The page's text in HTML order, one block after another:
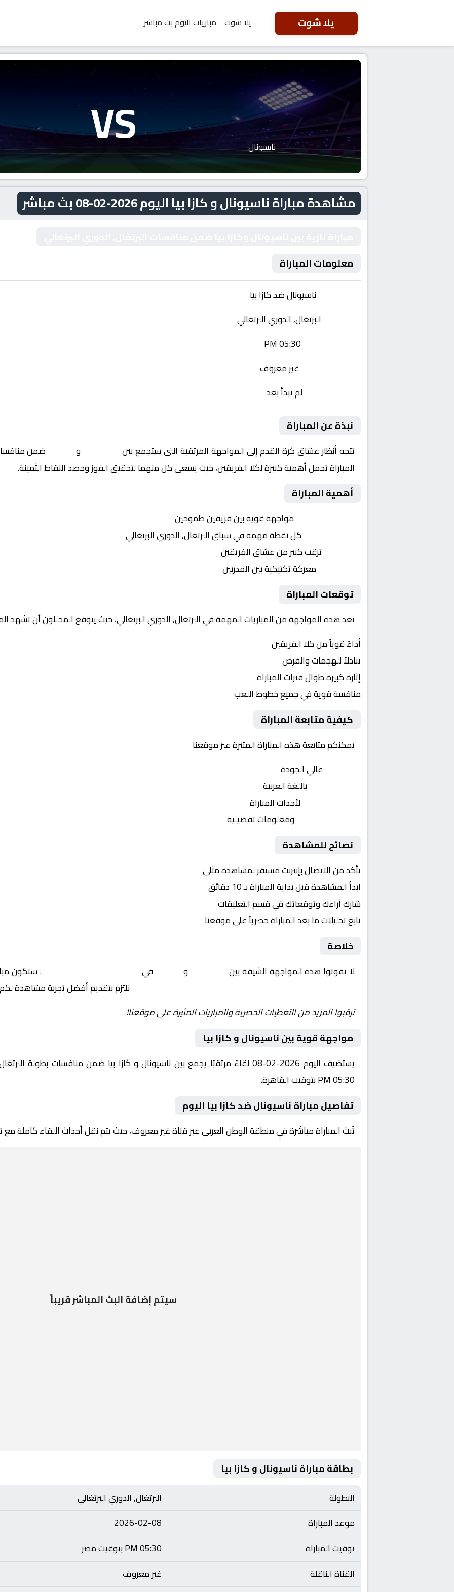
يلا شوت يلا شوت مباريات اليوم بث مباشر
ناسيونال VS
مشاهدة مباراة ناسيونال و كازا بيا اليوم 2026-02-08 بث مباشر
معلومات المباراة
ناسيونال ضد كازا بيا
البرتغال, الدوري البرتغالي
غير معروف
لم تبدأ بعد
نبذة عن المباراة
تتجه أنظار عشاق كرة القدم إلى المواجهة المرتقبة التي ستجمع بين وكازا بيا
ضمن
المباراة تحمل أهمية كبيرة لكلا الفريقين، حيث يسعى كل منهما لتحقيق الفوز وحصد النقاط الثمينة.
أهمية المباراة
مواجهة قوية بين فريقين طموحين
كل نقطة مهمة في سباق البرتغال, الدوري البرتغالي
ترقب كبير من عشاق الفريقين
معركة تكتيكية بين المدربين
توقعات المباراة
تعد هذه المواجهة من المباريات المهمة في البرتغال, الدوري البرتغالي، حيث يتوقع المحللون أن تشهد
أداءً قوياً من كلا الفريقين
تبادلاً للهجمات والفرص
إثارة كبيرة طوال فترات المباراة
منافسة قوية في جميع خطوط اللعب
كيفية متابعة المباراة
يمكنكم متابعة هذه المباراة المثيرة عبر موقعنا
عالي الجودة
باللغة العربية
لأحداث المباراة
ومعلومات تفصيلية
نصائح للمشاهدة
تأكد من الاتصال بإنترنت مستقر لمشاهدة مثلى
ابدأ المشاهدة قبل بداية المباراة بـ 10 دقائق
شارك آراءك وتوقعاتك في قسم التعليقات
تابع تحليلات ما بعد المباراة حصرياً على موقعنا
خلاصة
لا تفوتوا هذه المواجهة الشيقة بين و في
. ستكون
نلتزم بتقديم أفضل تجربة مشاهدة
ترقبوا المزيد من التغطيات الحصرية والمباريات المثيرة على موقعنا!
مواجهة قوية بين ناسيونال و كازا بيا
يستضيف اليوم 2026-02-08 لقاءً مرتقبًا يجمع بين ناسيونال و كازا بيا ضمن منافسات
05:30 PM بتوقيت القاهرة.
تفاصيل مباراة ناسيونال ضد كازا بيا اليوم
تُبث المباراة مباشرة في منطقة الوطن العربي عبر قناة غير معروف، حيث يتم نقل أحداث اللقاء كاملة
سيتم إضافة البث المباشر قريباً
بطاقة مباراة ناسيونال و كازا بيا
البطولة
البرتغال, الدوري البرتغالي
موعد المباراة
2026-02-08
توقيت المباراة
05:30 PM بتوقيت مصر
القناة الناقلة
غير معروف